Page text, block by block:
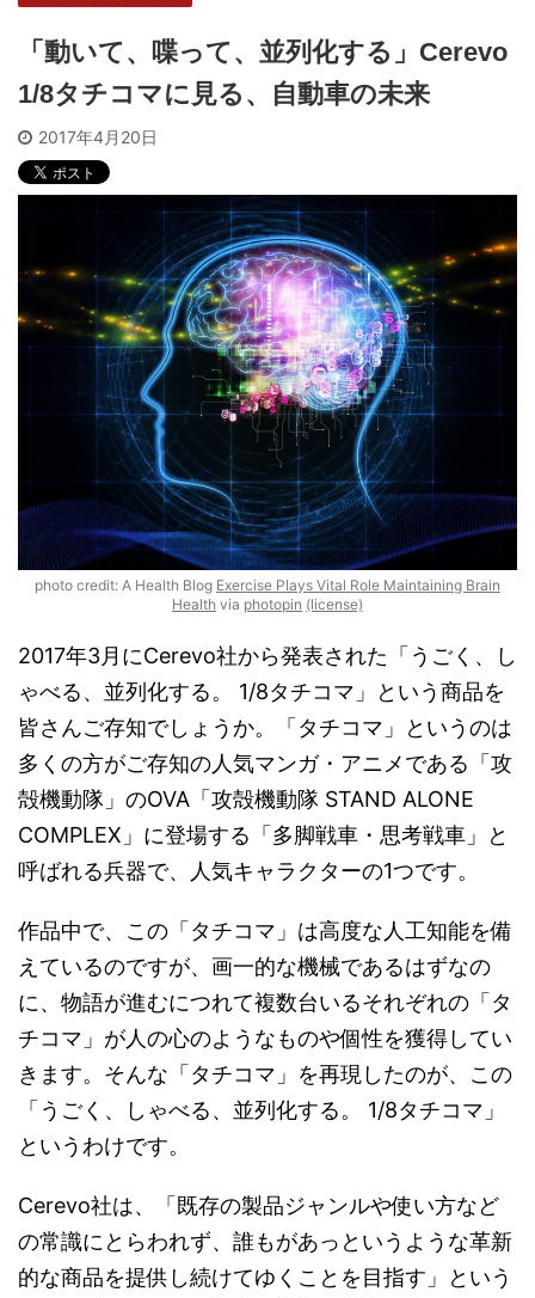
「動いて、喋って、並列化する」Cerevo
1/8タチコマに見る、自動車の未来
2017年4月20日
photo credit: A Health Blog Exercise Plays Vital Role Maintaining Brain
Health via photopin (license)
2017年3月にCerevo社から発表された「うごく、し
ゃべる、並列化する。 1/8タチコマ」という商品を
皆さんご存知でしょうか。「タチコマ」というのは
多くの方がご存知の人気マンガ・アニメである「攻
殻機動隊」のOVA「攻殻機動隊 STAND ALONE
COMPLEX」に登場する「多脚戦車・思考戦車」と
呼ばれる兵器で、人気キャラクターの1つです。
作品中で、この「タチコマ」は高度な人工知能を備
えているのですが、画一的な機械であるはずなの
に、物語が進むにつれて複数台いるそれぞれの「タ
チコマ」が人の心のようなものや個性を獲得してい
きます。そんな「タチコマ」を再現したのが、この
「うごく、しゃべる、並列化する。 1/8タチコマ」
というわけです。
Cerevo社は、「既存の製品ジャンルや使い方など
の常識にとらわれず、誰もがあっというような革新
的な商品を提供し続けてゆくことを目指す」という